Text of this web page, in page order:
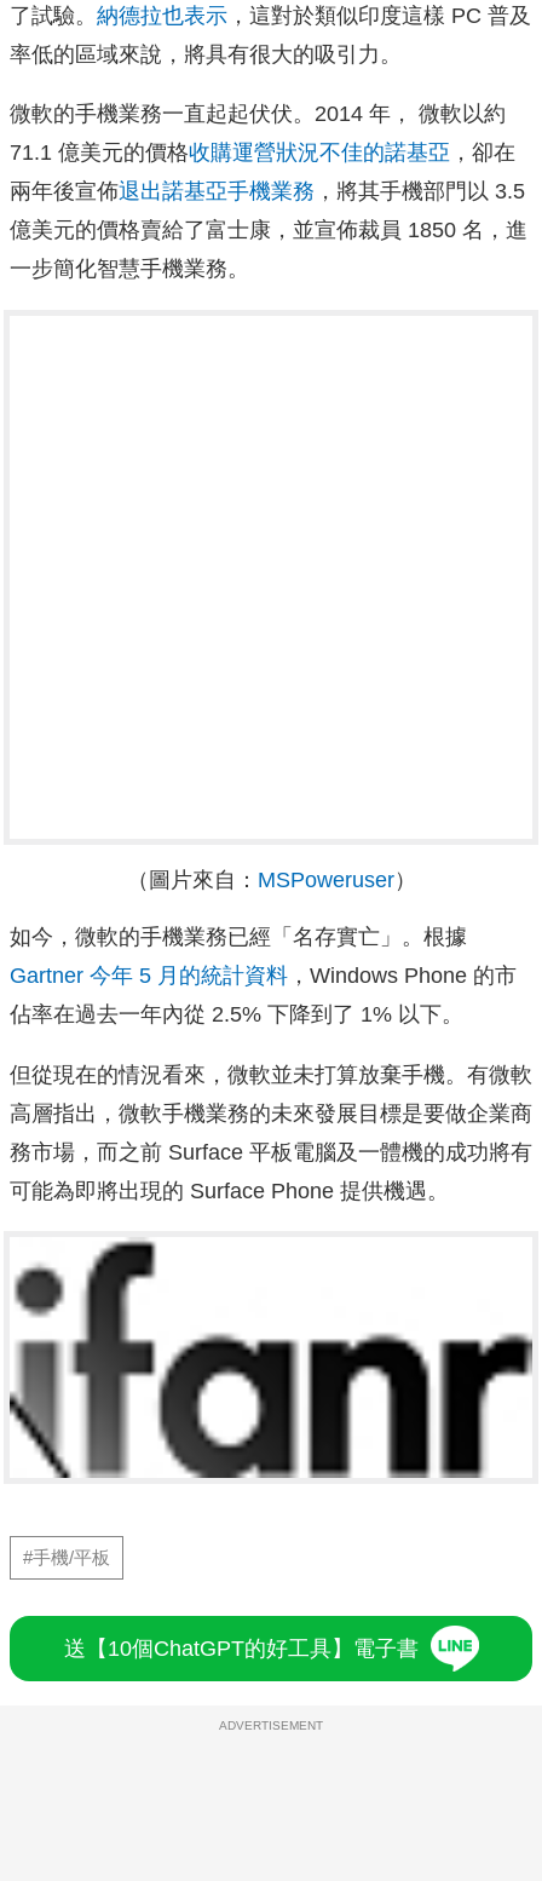
了試驗。 納德拉也表示 ，這對於類似印度這樣 PC 普及
率低的區域來說，將具有很大的吸引力。
微軟的手機業務一直起起伏伏。2014 年， 微軟以約
71.1 億美元的價格收購運營狀況不佳的諾基亞 ，卻在
兩年後宣佈退出諾基亞手機業務 ，將其手機部門以 3.5
億美元的價格賣給了富士康，並宣佈裁員 1850 名，進
一步簡化智慧手機業務。
（圖片來自： MSPoweruser）
如今，微軟的手機業務已經「名存實亡」。根據
Gartner 今年 5 月的統計資料 ，Windows Phone 的市
佔率在過去一年內從 2.5% 下降到了 1% 以下。
但從現在的情況看來，微軟並未打算放棄手機。有微軟
高層指出，微軟手機業務的未來發展目標是要做企業商
務市場，而之前 Surface 平板電腦及一體機的成功將有
可能為即將出現的 Surface Phone 提供機遇。
#手機/平板
送【10個ChatGPT的好工具】電子書
ADVERTISEMENT